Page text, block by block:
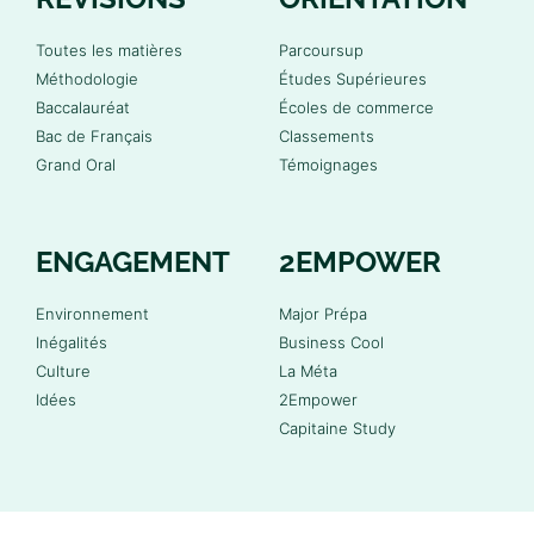
Toutes les matières
Méthodologie
Baccalauréat
Bac de Français
Grand Oral
Parcoursup
Études Supérieures
Écoles de commerce
Classements
Témoignages
ENGAGEMENT
Environnement
Inégalités
Culture
Idées
2EMPOWER
Major Prépa
Business Cool
La Méta
2Empower
Capitaine Study